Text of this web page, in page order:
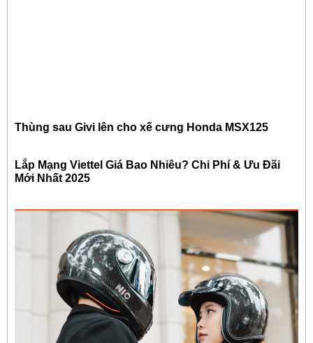
Thùng sau Givi lên cho xế cưng Honda MSX125
Lắp Mạng Viettel Giá Bao Nhiêu? Chi Phí & Ưu Đãi
Mới Nhất 2025